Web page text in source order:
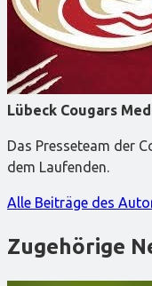
Lübeck Cougars
Das Presseteam der
dem Laufenden.
Alle Beiträge des
Zugehörige